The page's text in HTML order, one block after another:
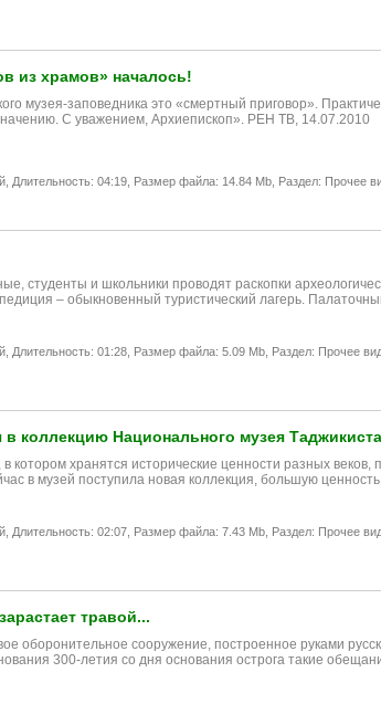
из храмов» началось!
музея-заповедника это «смертный приговор».
С уважением, Архиепископ». РЕН ТВ, 14.07.2010
Длительность: 04:19, Размер файла: 14.84 Mb, Раздел: Прочее
студенты и школьники проводят раскопки
– обыкновенный туристический лагерь.
Длительность: 01:28, Размер файла: 5.09 Mb, Раздел: Прочее
коллекцию Национального музея
котором хранятся исторические ценности разных
в музей поступила новая коллекция, большую
Длительность: 02:07, Размер файла: 7.43 Mb, Раздел: Прочее
травой...
оборонительное сооружение, построенное руками
300-летия со дня основания острога такие